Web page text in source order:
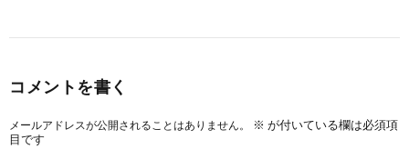
コメントを書く
メールアドレスが公開されることはありません。 ※ が付いている欄は必須項
目です